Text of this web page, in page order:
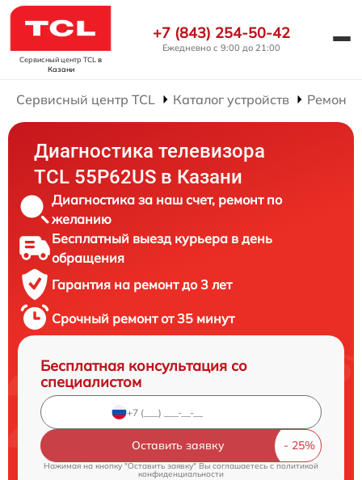
Сервисный центр TCL в
Казани
+7 (843) 254-50-42
Ежедневно с 9:00 до 21:00
Сервисный центр TCL Каталог устройств Ремонт
Диагностика телевизора
TCL 55P62US в Казани
Диагностика за наш счет, ремонт по
желанию
Бесплатный выезд курьера в день
обращения
Гарантия на ремонт до 3 лет
Срочный ремонт от 35 минут
Бесплатная консультация со
специалистом
Оставить заявку
Нажимая на кнопку "Оставить заявку" Вы соглашаетесь cполитикой
конфиденциальности